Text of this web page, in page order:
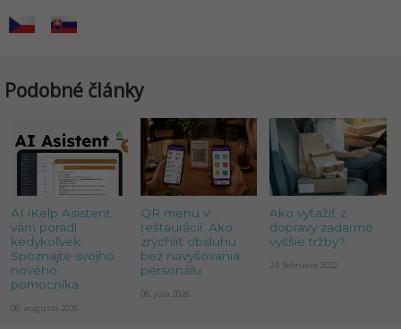
Podobné články
AI iKelp Asistent
vám poradí
kedykoľvek.
Spoznajte svojho
nového
pomocníka
06. augusta 2026
QR menu v
reštaurácii: Ako
zrýchliť obsluhu
bez navyšovania
personálu
08. júla 2026
Ako vyťažiť z
dopravy zadarmo
vyššie tržby?
24. februára 2022